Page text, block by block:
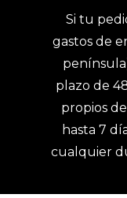
Si tu
gastos de
plazo de
propios
hasta 7
cualquier